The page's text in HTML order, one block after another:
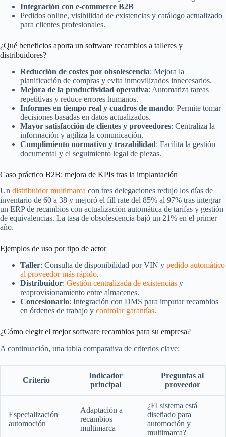
Integración con e-commerce B2B
Pedidos online, visibilidad de existencias y catálogo actualizado
para clientes profesionales.
¿Qué beneficios aporta un software recambios a talleres y
distribuidores?
Reducción de costes por obsolescencia: Mejora la
planificación de compras y evita inmovilizados innecesarios.
Mejora de la productividad operativa: Automatiza tareas
repetitivas y reduce errores humanos.
Informes en tiempo real y cuadros de mando: Permite tomar
decisiones basadas en datos actualizados.
Mayor satisfacción de clientes y proveedores: Centraliza la
información y agiliza la comunicación.
Cumplimiento normativo y trazabilidad: Facilita la gestión
documental y el seguimiento legal de piezas.
Caso práctico B2B: mejora de KPIs tras la implantación
Un distribuidor multimarca con tres delegaciones redujo los días de
inventario de 60 a 38 y mejoró el fill rate del 85% al 97% tras integrar
un ERP de recambios con actualización automática de tarifas y gestión
de equivalencias. La tasa de obsolescencia bajó un 21% en el primer
año.
Ejemplos de uso por tipo de actor
Taller: Consulta de disponibilidad por VIN y pedido automático
al proveedor más rápido.
Distribuidor: Gestión centralizada de existencias y
reaprovisionamiento entre almacenes.
Concesionario: Integración con DMS para imputar recambios
en órdenes de trabajo y controlar garantías.
¿Cómo elegir el mejor software recambios para su empresa?
A continuación, una tabla comparativa de criterios clave:
Criterio
Indicador
principal
Preguntas al
proveedor
Especialización
automoción
Adaptación a
recambios
multimarca
¿El sistema está
diseñado para
automoción y
multimarca?